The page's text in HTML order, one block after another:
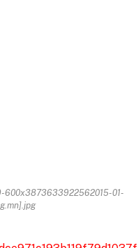
600x3873633922562015-01-